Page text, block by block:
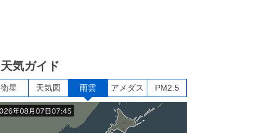
天気ガイド
衛星 天気図 雨雲 アメダス PM2.5